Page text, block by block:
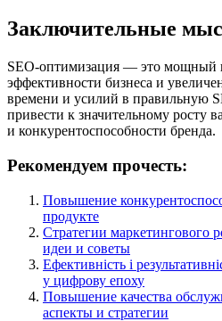
Заключительные
SEO-оптимизация — это мощный
эффективности бизнеса и
времени и усилий в правильную
привести к значительному росту
и конкурентоспособности бренда.
Рекомендуем прочесть:
Повышение
продукте
Стратегии маркетингового
идеи и советы
Ефективність і
у цифрову епоху
Повышение качества
аспекты и стратегии